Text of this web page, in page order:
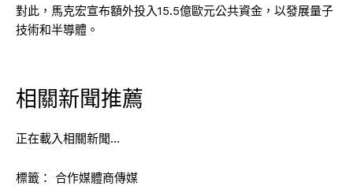
對此，馬克宏宣布額外投入15.5億歐元公共資金，以發展量子
技術和半導體。
相關新聞推薦
正在載入相關新聞…
標籤： 合作媒體商傳媒